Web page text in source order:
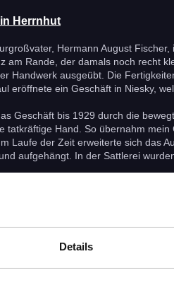
Details
Herrnhut
Hermann August
am Rande, der damals noch recht
Handwerk ausgeübt. Die
eröffnete ein Geschäft in Niesky,
Geschäft bis 1929 durch die
tatkräftige Hand. So übernahm
Laufe der Zeit erweiterte sich das
aufgehängt. In der Sattlerei
durch die schweren Kriegs- und
Vieles wurde
das Geschäft. Er versuchte,
im Anfertigen und
Das
Der Handel mit Lederwaren